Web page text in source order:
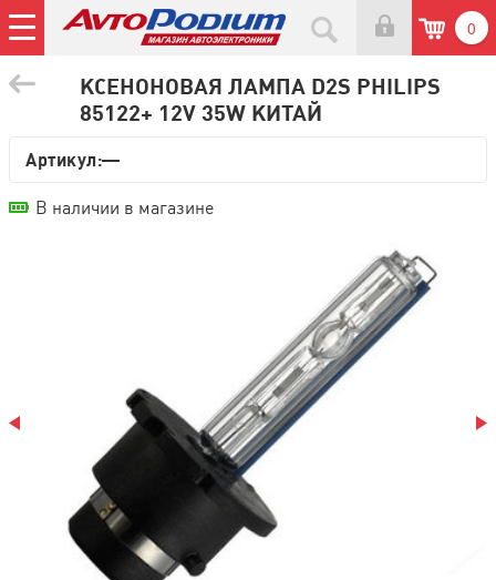
0
КСЕНОНОВАЯ ЛАМПА D2S PHILIPS
85122+ 12V 35W КИТАЙ
Артикул:—
В наличии в магазине